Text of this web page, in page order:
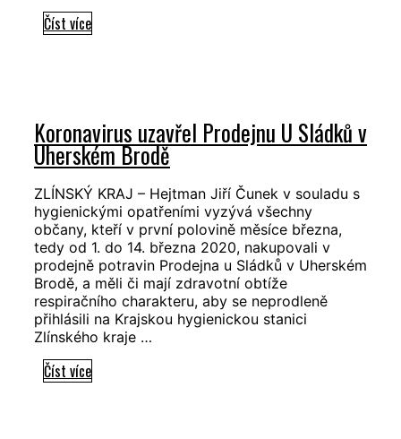
Číst vícePrimář
koronavirem,
neurologie
zavírá
Koronavirus uzavřel Prodejnu U Sládků v
Uherském Brodě
ZLÍNSKÝ KRAJ – Hejtman Jiří Čunek v souladu s
hygienickými opatřeními vyzývá všechny
občany, kteří v první polovině měsíce března,
tedy od 1. do 14. března 2020, nakupovali v
prodejně potravin Prodejna u Sládků v Uherském
Brodě, a měli či mají zdravotní obtíže
respiračního charakteru, aby se neprodleně
přihlásili na Krajskou hygienickou stanici
Zlínského kraje …
Číst víceKoronavirus